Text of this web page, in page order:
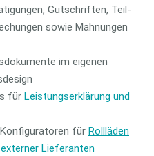
Gutschriften, Teil-
sowie Mahnungen
im eigenen
für Leistungserklärung und
für Rollläden
externer Lieferanten